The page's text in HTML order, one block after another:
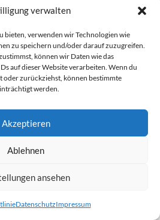
verwalten
bieten, verwenden wir Technologien wie
zu speichern und/oder darauf zuzugreifen.
können wir Daten wie das
auf dieser Website verarbeiten. Wenn du
oder zurückziehst, können bestimmte
werden.
Akzeptieren
Ablehnen
ansehen
DatenschutzImpressum